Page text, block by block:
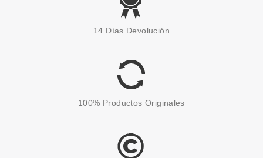
ESSENCE
ILUMINADOR 5.70 GR
4.05€
14 Días Devolución
100% Productos Originales